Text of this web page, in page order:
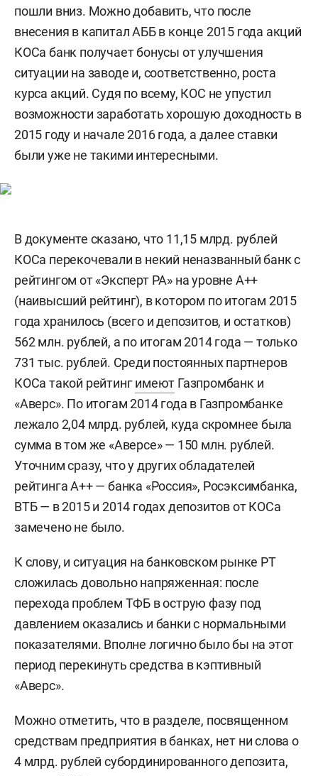
пошли вниз. Можно добавить, что после
внесения в капитал АББ в конце 2015 года акций
КОСа банк получает бонусы от улучшения
ситуации на заводе и, соответственно, роста
курса акций. Судя по всему, КОС не упустил
возможности заработать хорошую доходность в
2015 году и начале 2016 года, а далее ставки
были уже не такими интересными.
В документе сказано, что 11,15 млрд. рублей
КОСа перекочевали в некий неназванный банк с
рейтингом от «Эксперт РА» на уровне А++
(наивысший рейтинг), в котором по итогам 2015
года хранилось (всего и депозитов, и остатков)
562 млн. рублей, а по итогам 2014 года — только
731 тыс. рублей. Среди постоянных партнеров
КОСа такой рейтингимеют Газпромбанк и
«Аверс». По итогам 2014 года в Газпромбанке
лежало 2,04 млрд. рублей, куда скромнее была
сумма в том же «Аверсе» — 150 млн. рублей.
Уточним сразу, что у других обладателей
рейтинга А++ — банка «Россия», Росэксимбанка,
ВТБ — в 2015 и 2014 годах депозитов от КОСа
замечено не было.
К слову, и ситуация на банковском рынке РТ
сложилась довольно напряженная: после
перехода проблем ТФБ в острую фазу под
давлением оказались и банки с нормальными
показателями. Вполне логично было бы на этот
период перекинуть средства в кэптивный
«Аверс».
Можно отметить, что в разделе, посвященном
средствам предприятия в банках, нет ни слова о
4 млрд. рублей субординированного депозита,